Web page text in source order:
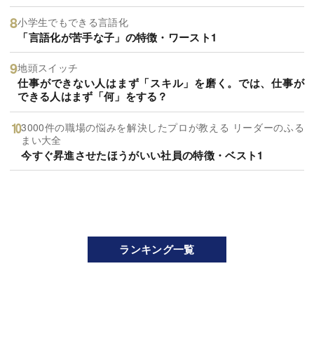
小学生でもできる言語化
「言語化が苦手な子」の特徴・ワースト1
地頭スイッチ
仕事ができない人はまず「スキル」を磨く。では、仕事が
できる人はまず「何」をする？
3000件の職場の悩みを解決したプロが教える リーダーのふる
まい大全
今すぐ昇進させたほうがいい社員の特徴・ベスト1
ランキング一覧